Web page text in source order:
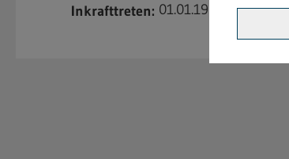
Inkrafttreten: 01.01.1995